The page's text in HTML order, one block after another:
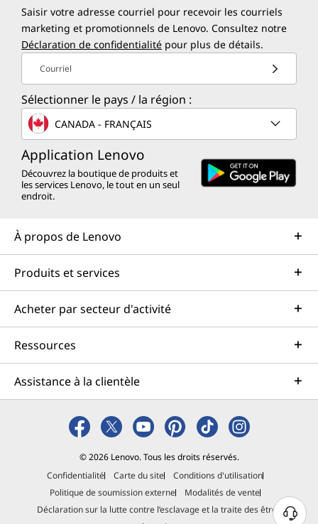
Saisir votre adresse courriel pour recevoir les courriels
marketing et promotionnels de Lenovo. Consultez notre
Déclaration de confidentialité pour plus de détails.
Courriel
Sélectionner le pays / la région :
CANADA - FRANÇAIS
Application Lenovo
Découvrez la boutique de produits et
les services Lenovo, le tout en un seul
endroit.
À propos de Lenovo
Produits et services
Acheter par secteur d'activité
Ressources
Assistance à la clientèle
© 2026 Lenovo. Tous les droits réservés.
Confidentialité
Carte du site
Conditions d'utilisation
Politique de soumission externe
Modalités de vente
Déclaration sur la lutte contre l’esclavage et la traite des êtres